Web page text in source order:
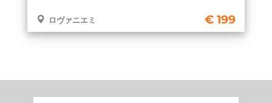
ロヴァニエミ 199